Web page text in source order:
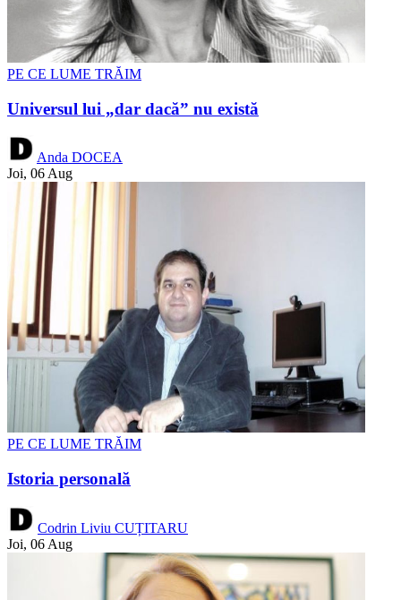
PE CE LUME TRĂIM
Universul lui „dar dacă” nu există
Anda DOCEA
Joi, 06 Aug
PE CE LUME TRĂIM
Istoria personală
Codrin Liviu CUȚITARU
Joi, 06 Aug